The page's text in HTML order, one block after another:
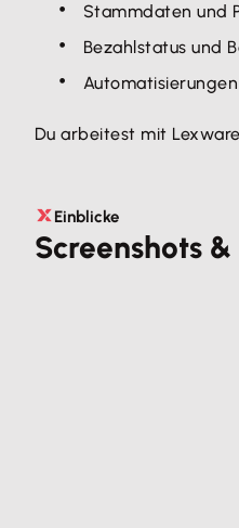
Stammdaten und
Bezahlstatus und
Du arbeitest mit
Einblicke
Screenshots